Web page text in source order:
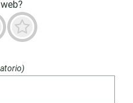
Destacado bueno